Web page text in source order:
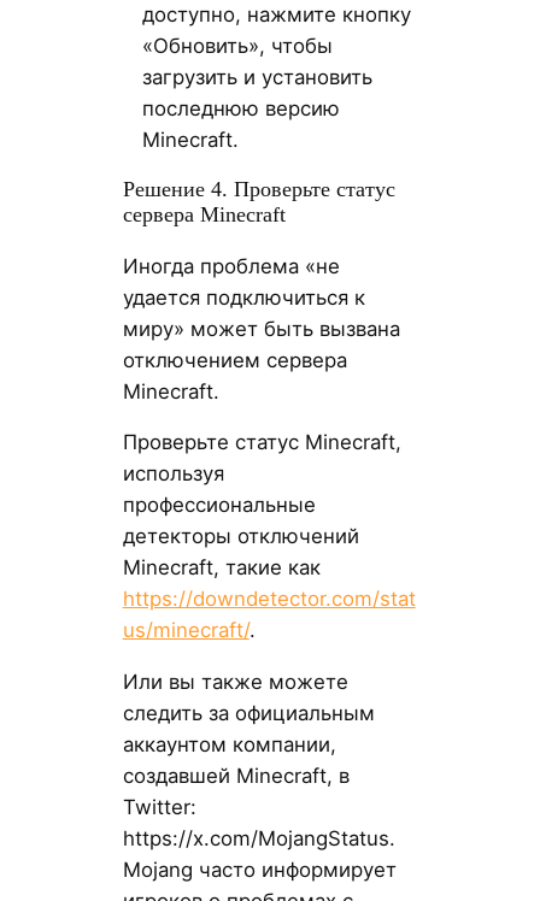
доступно, нажмите кнопку
«Обновить», чтобы
загрузить и установить
последнюю версию
Minecraft.
Решение 4. Проверьте статус
сервера Minecraft
Иногда проблема «не
удается подключиться к
миру» может быть вызвана
отключением сервера
Minecraft.
Проверьте статус Minecraft,
используя
профессиональные
детекторы отключений
Minecraft, такие как
https://downdetector.com/stat
us/minecraft/.
Или вы также можете
следить за официальным
аккаунтом компании,
создавшей Minecraft, в
Twitter:
https://x.com/MojangStatus.
Mojang часто информирует